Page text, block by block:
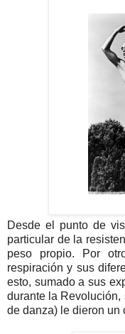
Desde el punto de
particular de la
peso propio. Por
respiración y sus
esto, sumado a sus
durante la Revolución,
de danza) le dieron un